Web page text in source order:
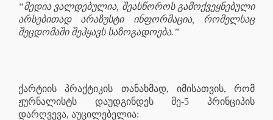
“მედია ვალდებულია, შეასწოროს გამოქვეყნებული
არსებითად არაზუსტი ინფორმაცია, რომელსაც
შეცდომაში შეჰყავს საზოგადოება.”
ქარტიის პრაქტიკის თანახმად, იმისათვის, რომ
ჟურნალისტს დაუდგინდეს მე-5 პრინციპის
დარღვევა, აუცილებელია: